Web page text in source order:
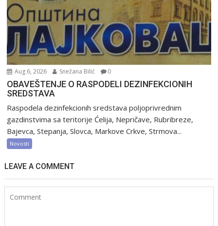
Aug 6, 2026 Snežana Bilić 0
OBAVEŠTENJE O RASPODELI DEZINFEKCIONIH
SREDSTAVA
Raspodela dezinfekcionih sredstava poljoprivrednim
gazdinstvima sa teritorije Ćelija, Nepričave, Rubribreze,
Bajevca, Stepanja, Slovca, Markove Crkve, Strmova...
Novosti
LEAVE A COMMENT